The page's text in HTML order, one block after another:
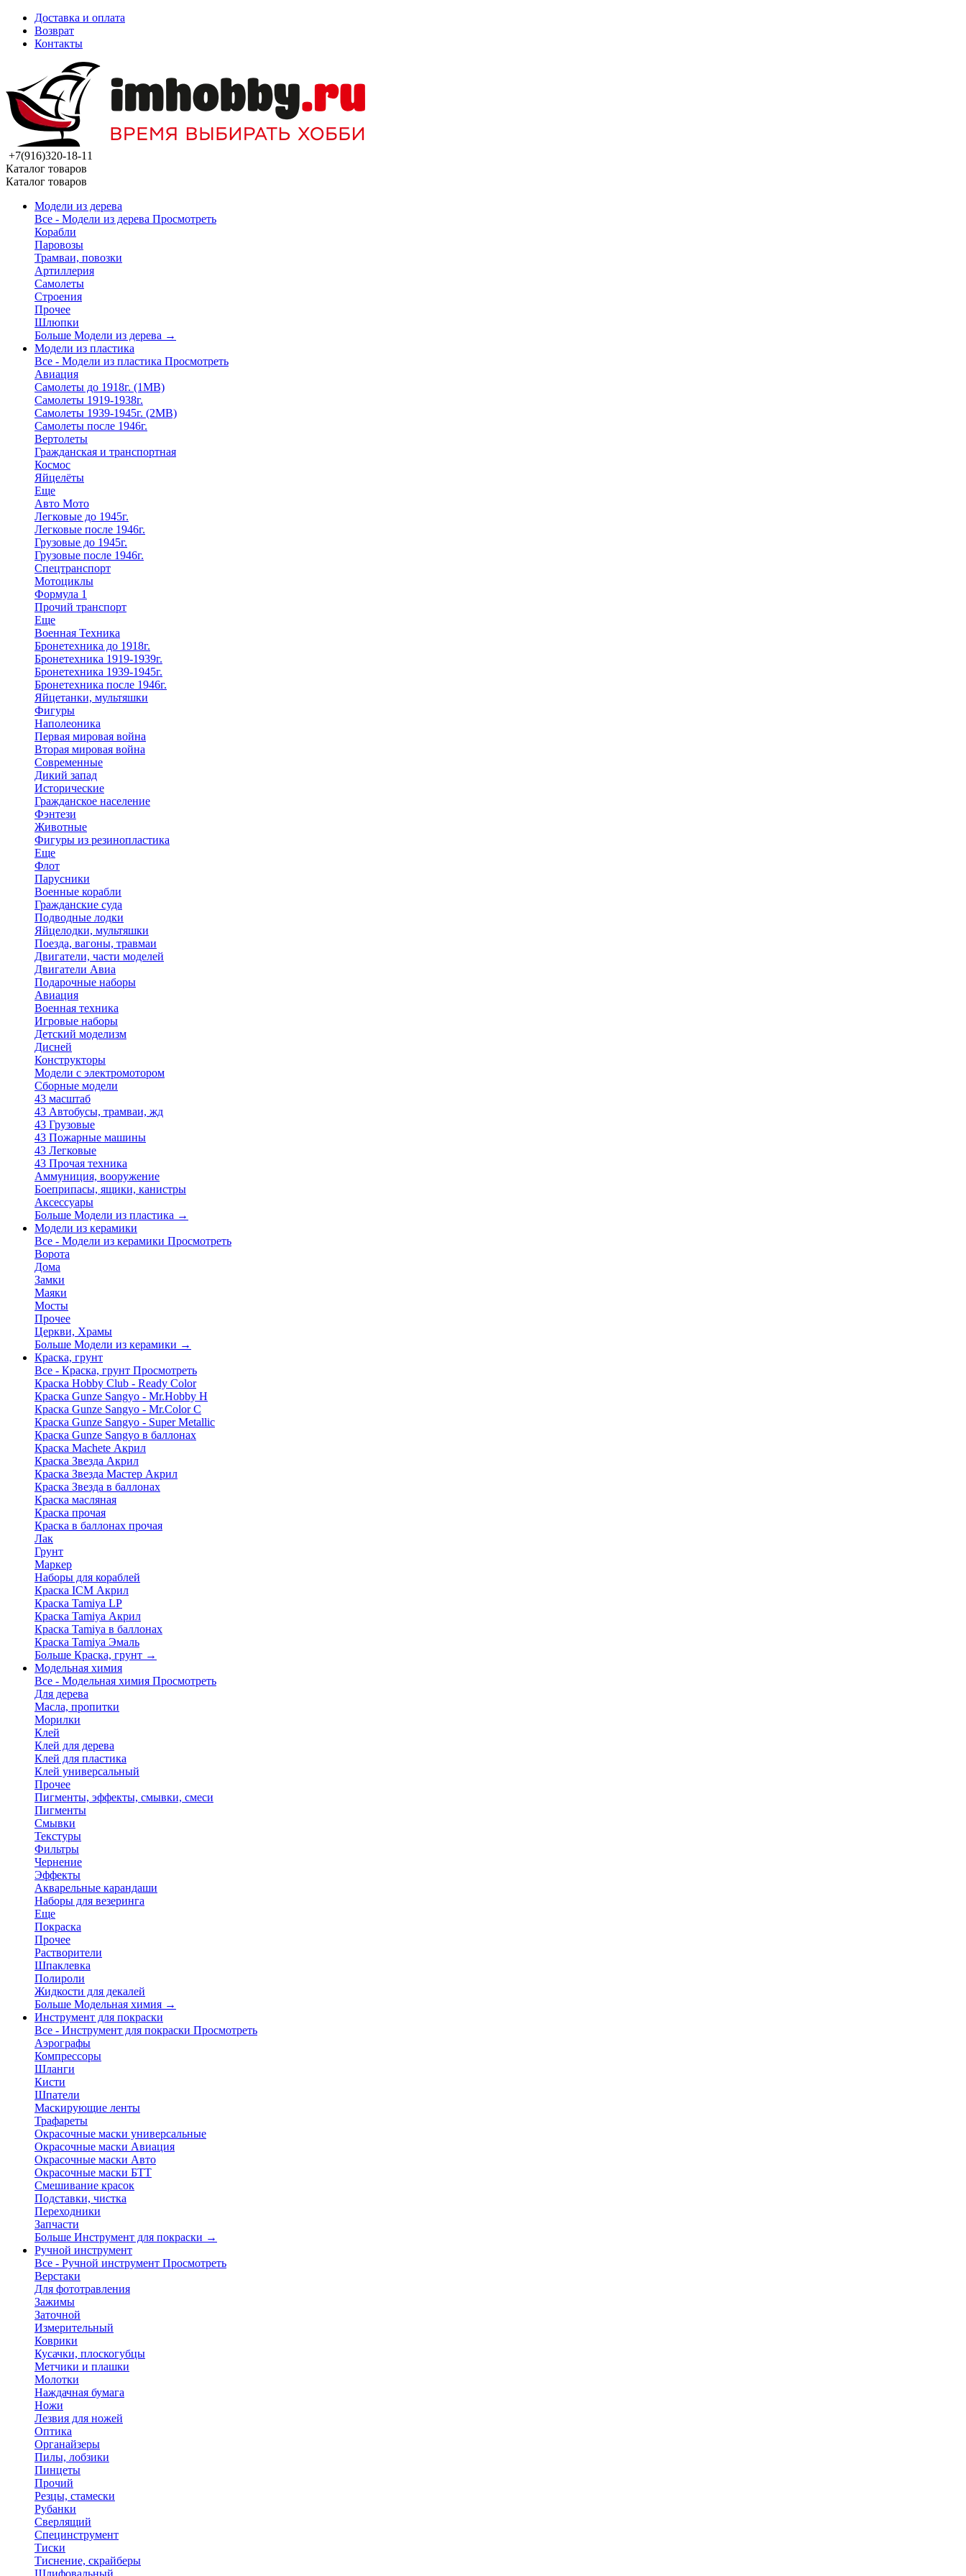
Доставка и оплата
Возврат
Контакты
+7(916)320-18-11
Каталог товаров
Каталог товаров
Модели из дерева
Все - Модели из дерева Просмотреть
Корабли
Паровозы
Трамваи, повозки
Артиллерия
Самолеты
Строения
Прочее
Шлюпки
Больше Модели из дерева →
Модели из пластика
Все - Модели из пластика Просмотреть
Авиация
Самолеты до 1918г. (1МВ)
Самолеты 1919-1938г.
Самолеты 1939-1945г. (2МВ)
Самолеты после 1946г.
Вертолеты
Гражданская и транспортная
Космос
Яйцелёты
Еще
Авто Мото
Легковые до 1945г.
Легковые после 1946г.
Грузовые до 1945г.
Грузовые после 1946г.
Спецтранспорт
Мотоциклы
Формула 1
Прочий транспорт
Еще
Военная Техника
Бронетехника до 1918г.
Бронетехника 1919-1939г.
Бронетехника 1939-1945г.
Бронетехника после 1946г.
Яйцетанки, мультяшки
Фигуры
Наполеоника
Первая мировая война
Вторая мировая война
Современные
Дикий запад
Исторические
Гражданское население
Фэнтези
Животные
Фигуры из резинопластика
Еще
Флот
Парусники
Военные корабли
Гражданские суда
Подводные лодки
Яйцелодки, мультяшки
Поезда, вагоны, травмаи
Двигатели, части моделей
Двигатели Авиа
Подарочные наборы
Авиация
Военная техника
Игровые наборы
Детский моделизм
Дисней
Конструкторы
Модели с электромотором
Сборные модели
43 масштаб
43 Автобусы, трамваи, жд
43 Грузовые
43 Пожарные машины
43 Легковые
43 Прочая техника
Аммуниция, вооружение
Боеприпасы, ящики, канистры
Аксессуары
Больше Модели из пластика →
Модели из керамики
Все - Модели из керамики Просмотреть
Ворота
Дома
Замки
Маяки
Мосты
Прочее
Церкви, Храмы
Больше Модели из керамики →
Краска, грунт
Все - Краска, грунт Просмотреть
Краска Hobby Club - Ready Color
Краска Gunze Sangyo - Mr.Hobby H
Краска Gunze Sangyo - Mr.Color C
Краска Gunze Sangyo - Super Metallic
Краска Gunze Sangyo в баллонах
Краска Machete Акрил
Краска Звезда Акрил
Краска Звезда Мастер Акрил
Краска Звезда в баллонах
Краска масляная
Краска прочая
Краска в баллонах прочая
Лак
Грунт
Маркер
Наборы для кораблей
Краска ICM Акрил
Краска Tamiya LP
Краска Tamiya Акрил
Краска Tamiya в баллонах
Краска Tamiya Эмаль
Больше Краска, грунт →
Модельная химия
Все - Модельная химия Просмотреть
Для дерева
Масла, пропитки
Морилки
Клей
Клей для дерева
Клей для пластика
Клей универсальный
Прочее
Пигменты, эффекты, смывки, смеси
Пигменты
Смывки
Текстуры
Фильтры
Чернение
Эффекты
Акварельные карандаши
Наборы для везеринга
Еще
Покраска
Прочее
Растворители
Шпаклевка
Полироли
Жидкости для декалей
Больше Модельная химия →
Инструмент для покраски
Все - Инструмент для покраски Просмотреть
Аэрографы
Компрессоры
Шланги
Кисти
Шпатели
Маскирующие ленты
Трафареты
Окрасочные маски универсальные
Окрасочные маски Авиация
Окрасочные маски Авто
Окрасочные маски БТТ
Смешивание красок
Подставки, чистка
Переходники
Запчасти
Больше Инструмент для покраски →
Ручной инструмент
Все - Ручной инструмент Просмотреть
Верстаки
Для фототравления
Зажимы
Заточной
Измерительный
Коврики
Кусачки, плоскогубцы
Метчики и плашки
Молотки
Наждачная бумага
Ножи
Лезвия для ножей
Оптика
Органайзеры
Пилы, лобзики
Пинцеты
Прочий
Резцы, стамески
Рубанки
Сверлящий
Специнструмент
Тиски
Тиснение, скрайберы
Шлифовальный